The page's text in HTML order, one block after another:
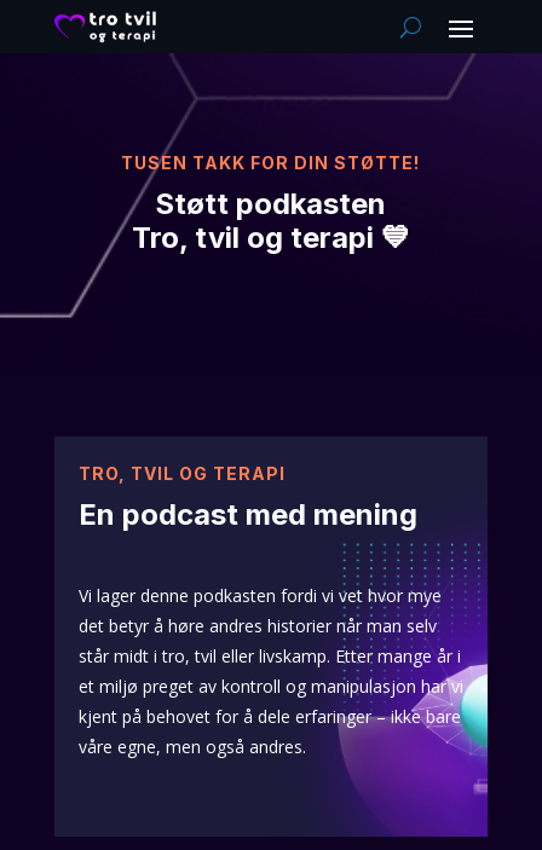
TUSEN TAKK FOR DIN STØTTE!
Støtt podkasten
Tro, tvil og terapi 💙
TRO, TVIL OG TERAPI
En podcast med mening
Vi lager denne podkasten fordi vi vet hvor mye
det betyr å høre andres historier når man selv
står midt i tro, tvil eller livskamp. Etter mange år i
et miljø preget av kontroll og manipulasjon har vi
kjent på behovet for å dele erfaringer – ikke bare
våre egne, men også andres.